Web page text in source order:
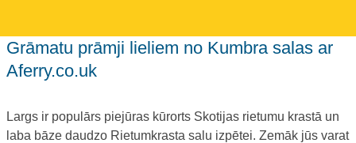
Grāmatu prāmji lieliem no Kumbra salas ar
Aferry.co.uk
Largs ir populārs piejūras kūrorts Skotijas rietumu krastā un
laba bāze daudzo Rietumkrasta salu izpētei. Zemāk jūs varat